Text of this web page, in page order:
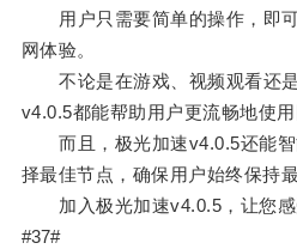
用户只需要简单的操作，即可
网体验。
不论是在游戏、视频观看还是
v4.0.5都能帮助用户更流畅地使用
而且，极光加速v4.0.5还能智
择最佳节点，确保用户始终保持
加入极光加速v4.0.5，让您感
#37#